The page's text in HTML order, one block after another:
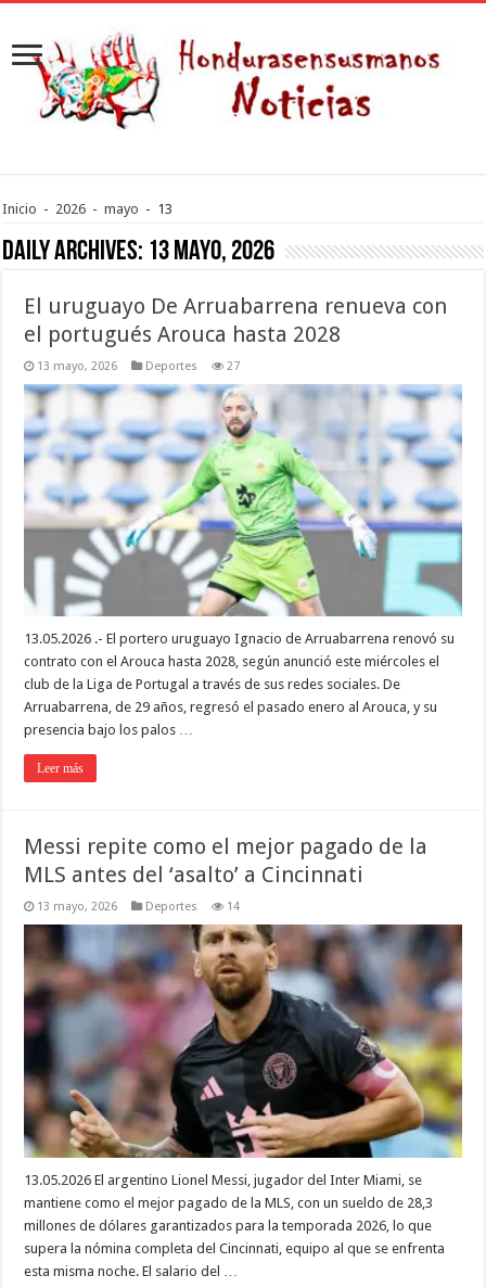
Inicio - 2026 - mayo - 13
Daily Archives: 13 mayo, 2026
El uruguayo De Arruabarrena renueva con
el portugués Arouca hasta 2028
13 mayo, 2026 Deportes 27
13.05.2026 .- El portero uruguayo Ignacio de Arruabarrena renovó su
contrato con el Arouca hasta 2028, según anunció este miércoles el
club de la Liga de Portugal a través de sus redes sociales. De
Arruabarrena, de 29 años, regresó el pasado enero al Arouca, y su
presencia bajo los palos …
Leer más
Messi repite como el mejor pagado de la
MLS antes del ‘asalto’ a Cincinnati
13 mayo, 2026 Deportes 14
13.05.2026 El argentino Lionel Messi, jugador del Inter Miami, se
mantiene como el mejor pagado de la MLS, con un sueldo de 28,3
millones de dólares garantizados para la temporada 2026, lo que
supera la nómina completa del Cincinnati, equipo al que se enfrenta
esta misma noche. El salario del …